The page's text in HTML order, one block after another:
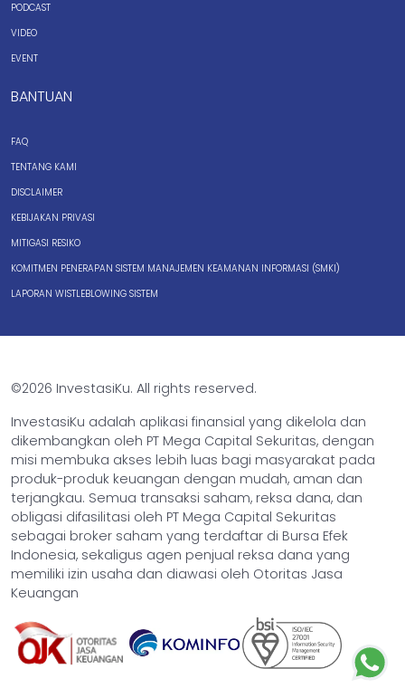
PODCAST
VIDEO
EVENT
BANTUAN
FAQ
TENTANG KAMI
DISCLAIMER
KEBIJAKAN PRIVASI
MITIGASI RESIKO
KOMITMEN PENERAPAN SISTEM MANAJEMEN KEAMANAN INFORMASI (SMKI)
LAPORAN WISTLEBLOWING SISTEM
©2026 InvestasiKu. All rights reserved.
InvestasiKu adalah aplikasi finansial yang dikelola dan
dikembangkan oleh PT Mega Capital Sekuritas, dengan
misi membuka akses lebih luas bagi masyarakat pada
produk-produk keuangan dengan mudah, aman dan
terjangkau. Semua transaksi saham, reksa dana, dan
obligasi difasilitasi oleh PT Mega Capital Sekuritas
sebagai broker saham yang terdaftar di Bursa Efek
Indonesia, sekaligus agen penjual reksa dana yang
memiliki izin usaha dan diawasi oleh Otoritas Jasa
Keuangan